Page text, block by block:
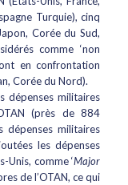
Turquie), cinq
Corée du Sud,
comme ‘non
en confrontation
Corée du Nord).
dépenses militaires
(près de 884
militaires
les dépenses
Unis, comme ‘Major
de l’OTAN, ce qui